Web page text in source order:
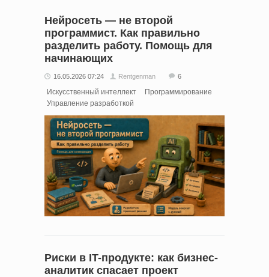
Нейросеть — не второй
программист. Как правильно
разделить работу. Помощь для
начинающих
16.05.2026 07:24 Rentgenman 6
Искусственный интеллект
Программирование
Управление разработкой
Риски в IT-продукте: как бизнес-
аналитик спасает проект